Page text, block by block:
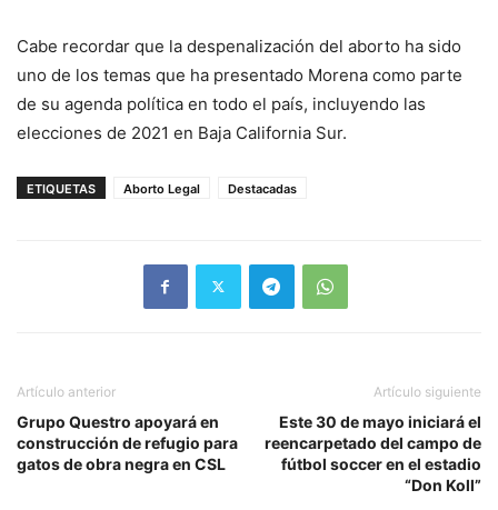
Cabe recordar que la despenalización del aborto ha sido
uno de los temas que ha presentado Morena como parte
de su agenda política en todo el país, incluyendo las
elecciones de 2021 en Baja California Sur.
ETIQUETAS Aborto Legal Destacadas
Artículo anterior
Grupo Questro apoyará en
construcción de refugio para
gatos de obra negra en CSL
Artículo siguiente
Este 30 de mayo iniciará el
reencarpetado del campo de
fútbol soccer en el estadio
“Don Koll”